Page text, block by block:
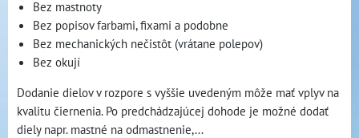
Bez mastnoty
Bez popisov farbami, fixami a podobne
Bez mechanických nečistôt (vrátane polepov)
Bez okují
Dodanie dielov v rozpore s vyššie uvedeným môže mať vplyv na
kvalitu čiernenia. Po predchádzajúcej dohode je možné dodať
diely napr. mastné na odmastnenie,...